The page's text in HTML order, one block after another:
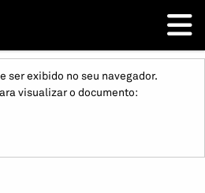
ser exibido no seu navegador.
visualizar o documento: